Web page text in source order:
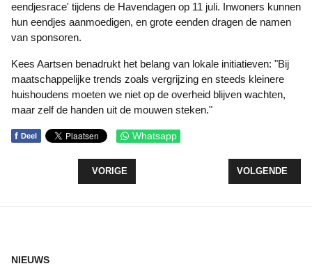
eendjesrace' tijdens de Havendagen op 11 juli. Inwoners kunnen
hun eendjes aanmoedigen, en grote eenden dragen de namen
van sponsoren.
Kees Aartsen benadrukt het belang van lokale initiatieven: "Bij
maatschappelijke trends zoals vergrijzing en steeds kleinere
huishoudens moeten we niet op de overheid blijven wachten,
maar zelf de handen uit de mouwen steken."
f Deel Whatsapp
VORIG ARTIKEL: NIJKERKERBRUG TIJDELIJK
VORIGE VOLGENDE
VOLGENDE
NIEUWS